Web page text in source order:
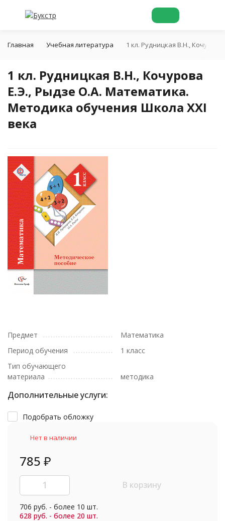
Главная Учебная литература 1 кл. Рудницкая В.Н.,
1 кл. Рудницкая В.Н., Кочурова
Е.Э., Рыдзе О.А. Математика.
Методика обучения Школа XXI
века
Предмет
Математика
Период обучения
1 класс
Тип обучающего
материала
методика
Дополнительные услуги:
Подобрать обложку
Нет в наличии
785 ₽
В корзину
706 руб. - более 10 шт.
628 руб. - более 20 шт.